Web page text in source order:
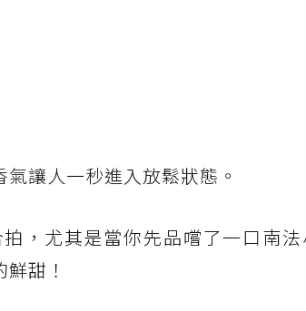
讓人一秒進入放鬆狀態。
，尤其是當你先品嚐了一口南
甜！